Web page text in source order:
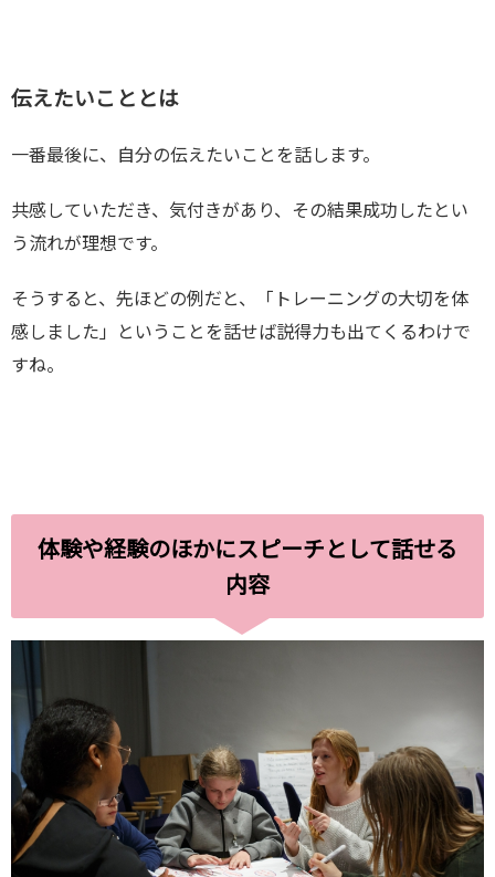
伝えたいこととは
一番最後に、自分の伝えたいことを話します。
共感していただき、気付きがあり、その結果成功したとい
う流れが理想です。
そうすると、先ほどの例だと、「トレーニングの大切を体
感しました」ということを話せば説得力も出てくるわけで
すね。
体験や経験のほかにスピーチとして話せる
内容